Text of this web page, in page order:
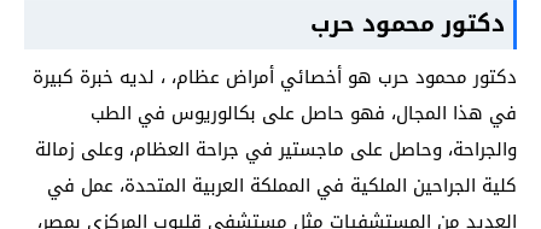
دكتور محمود حرب
دكتور محمود حرب هو أخصائي أمراض عظام، ، لديه خبرة كبيرة
في هذا المجال، فهو حاصل على بكالوريوس في الطب
والجراحة، وحاصل على ماجستير في جراحة العظام، وعلى زمالة
كلية الجراحين الملكية في المملكة العربية المتحدة، عمل في
العديد من المستشفيات مثل مستشفى قليوب المركزي بمصر،